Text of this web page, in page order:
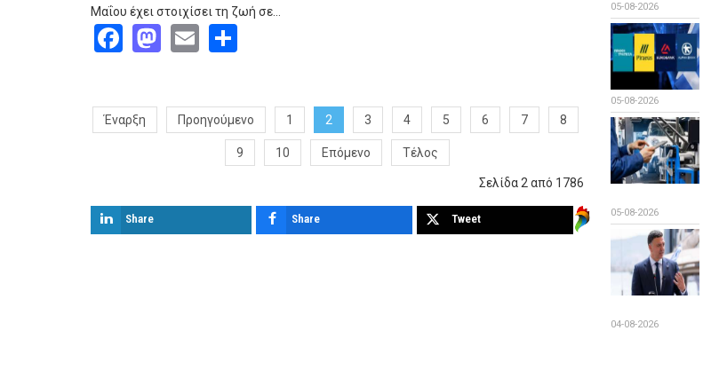
Μαΐου έχει στοιχίσει τη ζωή σε…
Facebook
Mastodon
Email
Έναρξη Προηγούμενο 1 2 3 4 5 6 7 8
9 10 Επόμενο Τέλος
Σελίδα 2 από 1786
Share Share Tweet
05-08-2026
05-08-2026
05-08-2026
04-08-2026